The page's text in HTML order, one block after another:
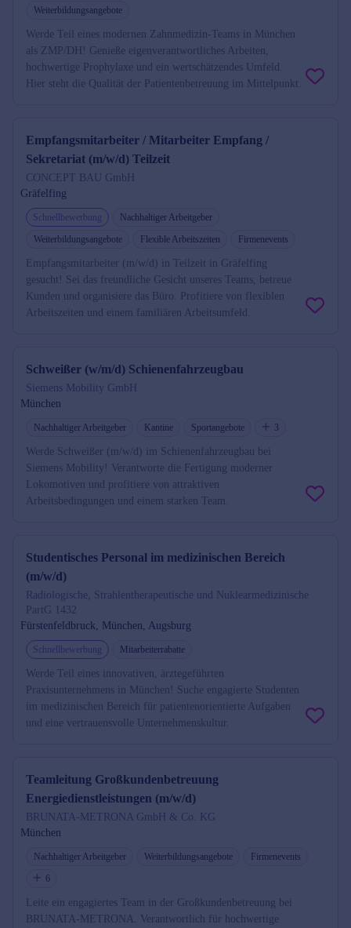
Weiterbildungsangebote
Werde Teil eines modernen Zahnmedizin-Teams in München
als ZMP/DH! Genieße eigenverantwortliches Arbeiten,
hochwertige Prophylaxe und ein wertschätzendes Umfeld.
Hier steht die Qualität der Patientenbetreuung im Mittelpunkt.
Empfangsmitarbeiter / Mitarbeiter Empfang /
Sekretariat (m/w/d) Teilzeit
CONCEPT BAU GmbH
Gräfelfing
Schnellbewerbung
Nachhaltiger Arbeitgeber
Weiterbildungsangebote
Flexible Arbeitszeiten Firmenevents
Empfangsmitarbeiter (m/w/d) in Teilzeit in Gräfelfing
gesucht! Sei das freundliche Gesicht unseres Teams, betreue
Kunden und organisiere das Büro. Profitiere von flexiblen
Arbeitszeiten und einem familiären Arbeitsumfeld.
Schweißer (w/m/d) Schienenfahrzeugbau
Siemens Mobility GmbH
München
Nachhaltiger Arbeitgeber Kantine Sportangebote 3
Werde Schweißer (m/w/d) im Schienenfahrzeugbau bei
Siemens Mobility! Verantworte die Fertigung moderner
Lokomotiven und profitiere von attraktiven
Arbeitsbedingungen und einem starken Team.
Studentisches Personal im medizinischen Bereich
(m/w/d)
Radiologische, Strahlentherapeutische und Nuklearmedizinische
PartG 1432
Fürstenfeldbruck, München, Augsburg
Schnellbewerbung Mitarbeiterrabatte
Werde Teil eines innovativen, ärztegeführten
Praxisunternehmens in München! Suche engagierte Studenten
im medizinischen Bereich für patientenorientierte Aufgaben
und eine vertrauensvolle Unternehmenskultur.
Teamleitung Großkundenbetreuung
Energiedienstleistungen (m/w/d)
BRUNATA-METRONA GmbH & Co. KG
München
Nachhaltiger Arbeitgeber Weiterbildungsangebote
Firmenevents
6
Leite ein engagiertes Team in der Großkundenbetreuung bei
BRUNATA-METRONA. Verantwortlich für hochwertige